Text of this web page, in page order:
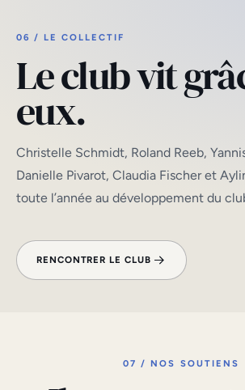
06 / LE COLLECTIF
Le club vit
eux.
Christelle Schmidt, Roland Reeb,
Danielle Pivarot, Claudia Fischer et
toute l’année au développement du
RENCONTRER LE CLUB
07 / NOS SOUTIENS